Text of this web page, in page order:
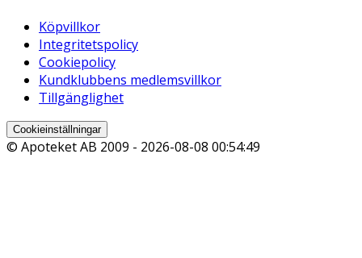
Köpvillkor
Integritetspolicy
Cookiepolicy
Kundklubbens medlemsvillkor
Tillgänglighet
Cookieinställningar
© Apoteket AB 2009 - 2026-08-08 00:54:49